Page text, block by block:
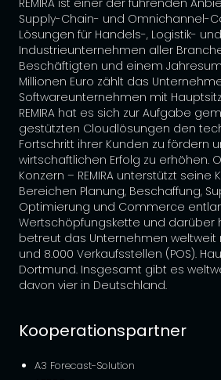
REMIRA ist einer der führenden
Supply-Chain- und Omnichannel-
Lösungen für Handels-, Logistik- und
Industrieunternehmen aller
Beschäftigten und einem
Millionen Euro zählt das
Softwareunternehmen mit
REMIRA hat es sich zur Aufgabe
gestützten Cloudlösungen den
Fortschritt ihrer Kunden zu fördern
wirtschaftlichen Erfolg zu erhöhen.
Konzern – REMIRA unterstützt seine
Bereichen Planung, Beschaffung,
Optimierung und Commerce
Wertschöpfungskette und darüber
betreut das Unternehmen weltweit
und 8.000 Verkaufsstellen (POS).
Dortmund. Insgesamt gibt es
davon vier in Deutschland.
Kooperationspartner
A3 Forecast-Solution